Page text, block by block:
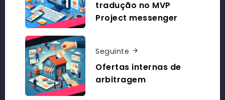
tradução no MVP
Project messenger
Seguinte
Ofertas internas de
arbitragem